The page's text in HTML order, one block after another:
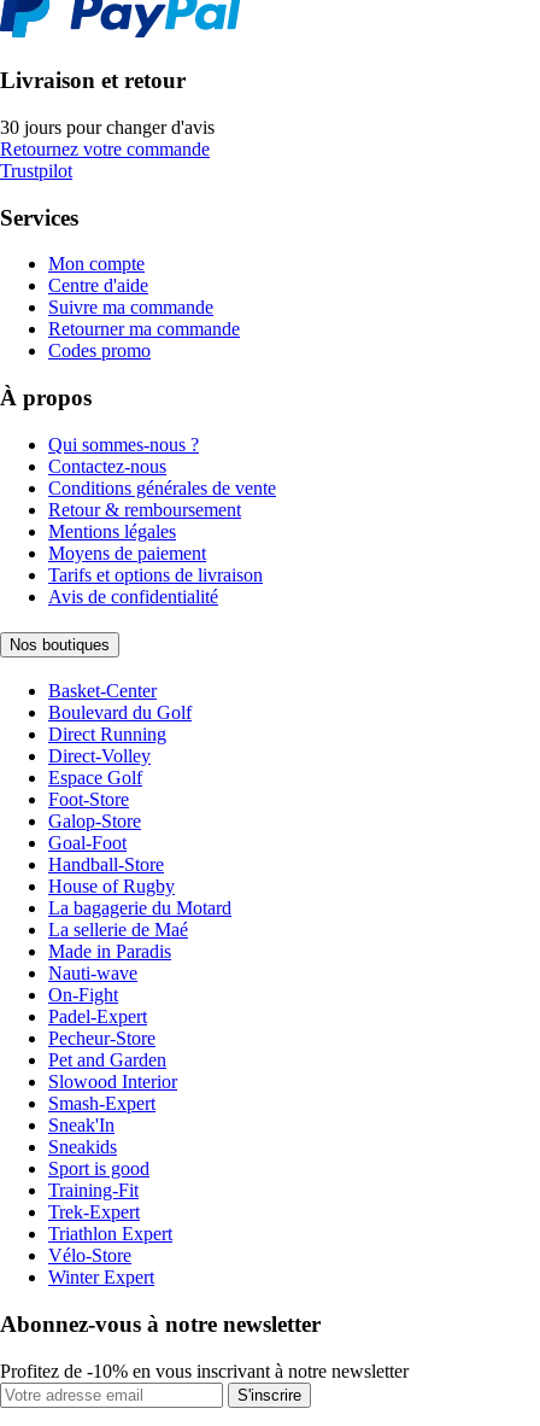
Livraison et retour
30 jours pour changer d'avis
Retournez votre commande
Trustpilot
Services
Mon compte
Centre d'aide
Suivre ma commande
Retourner ma commande
Codes promo
À propos
Qui sommes-nous ?
Contactez-nous
Conditions générales de vente
Retour & remboursement
Mentions légales
Moyens de paiement
Tarifs et options de livraison
Avis de confidentialité
Nos boutiques
Basket-Center
Boulevard du Golf
Direct Running
Direct-Volley
Espace Golf
Foot-Store
Galop-Store
Goal-Foot
Handball-Store
House of Rugby
La bagagerie du Motard
La sellerie de Maé
Made in Paradis
Nauti-wave
On-Fight
Padel-Expert
Pecheur-Store
Pet and Garden
Slowood Interior
Smash-Expert
Sneak'In
Sneakids
Sport is good
Training-Fit
Trek-Expert
Triathlon Expert
Vélo-Store
Winter Expert
Abonnez-vous à notre newsletter
Profitez de -10% en vous inscrivant à notre newsletter
S'inscrire